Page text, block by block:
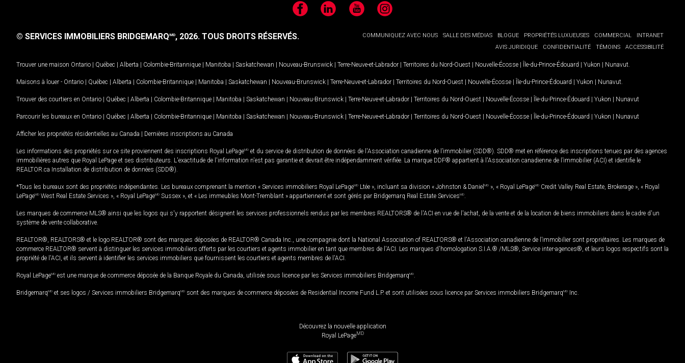
FacebookLinkedIn YouTubeInstagram
COMMUNIQUEZ AVEC NOUS SALLE DES MÉDIAS BLOGUE PROPRIÉTÉS LUXUEUSES COMMERCIAL
INTRANET
AVIS JURIDIQUE
CONFIDENTIALITÉ TÉMOINS ACCESSIBILITÉ
© SERVICES IMMOBILIERS BRIDGEMARQMD, 2026. TOUS DROITS RÉSERVÉS.
Trouver une maison Ontario | Québec | Alberta | Colombie-Britannique | Manitoba | Saskatchewan | Nouveau-Brunswick | Terre-Neuve-et-Labrador | Territoires du Nord-Ouest | Nouvelle-Écosse | Île-du-Prince-Édouard | Yukon | Nunavut
Maisons à louer - Ontario | Québec | Alberta | Colombie-Britannique | Manitoba | Saskatchewan | Nouveau-Brunswick | Terre-Neuve-et-Labrador | Territoires du Nord-Ouest | Nouvelle-Écosse | Île-du-Prince-Édouard | Yukon | Nunavut
Trouver des courtiers en Ontario | Québec | Alberta | Colombie-Britannique | Manitoba | Saskatchewan | Nouveau-Brunswick | Terre-Neuve-et-Labrador | Territoires du Nord-Ouest | Nouvelle-Écosse | Île-du-Prince-Édouard | Yukon | Nunavut
Parcourir les bureaux en Ontario | Québec | Alberta | Colombie-Britannique | Manitoba | Saskatchewan | Nouveau-Brunswick | Terre-Neuve-et-Labrador | Territoires du Nord-Ouest | Nouvelle-Écosse | Île-du-Prince-Édouard | Yukon | Nunavut
Afficher les propriétés résidentielles au Canada | Dernières inscriptions au Canada
Les informations des propriétés sur ce site proviennent des inscriptions Royal LePageMD et du service de distribution de données de l'Association canadienne de l’immobilier (SDD®). SDD® met en référence des inscriptions tenues par des agences
immobilières autres que Royal LePage et ses distributeurs. L'exactitude de l'information n'est pas garantie et devrait être indépendamment vérifiée. La marque DDF® appartient à l'Association canadienne de l’immobilier (ACI) et identifie le
REALTOR.ca Installation de distribution de données (SDD®).
*Tous les bureaux sont des propriétés indépendantes. Les bureaux comprenant la mention « Services immobiliers Royal LePageMD Ltée », incluant sa division « Johnston & Daniel MD », « Royal LePageMD Credit Valley Real Estate, Brokerage », « Royal
LePageMD West Real Estate Services », « Royal LePageMD Sussex », et « Les immeubles Mont-Tremblant » appartiennent et sont gérés par Bridgemarq Real Estate ServicesMD
Les marques de commerce MLS® ainsi que les logos qui s'y rapportent désignent les services professionnels rendus par les membres REALTORS® de l'ACI en vue de l'achat, de la vente et de la location de biens immobiliers dans le cadre d'un
système de vente collaborative.
REALTOR®, REALTORS® et le logo REALTOR® sont des marques déposées de REALTOR® Canada Inc., une compagnie dont la National Association of REALTORS® et l'Association canadienne de l’immobilier sont propriétaires. Les marques de
commerce REALTOR® servent à distinguer les services immobiliers offerts par les courtiers et agents immobilier en tant que membres de l'ACI. Les marques d'homologation S.I.A.® /MLS®, Service inter-agences®, et leurs logos respectifs sont la
propriété de l'ACI, et ils servent à identifier les services immobiliers que fournissent les courtiers et agents membres de l'ACI.
Royal LePageMD est une marque de commerce déposée de la Banque Royale du Canada, utilisée sous licence par les Services immobiliers BridgemarqMD
BridgemarqMD et ses logos / Services immobiliers BridgemarqMD sont des marques de commerce déposées de Residential Income Fund L.P. et sont utilisées sous licence par Services immobiliers BridgemarqMD Inc.
Découvrez la nouvelle application
Royal LePageMD